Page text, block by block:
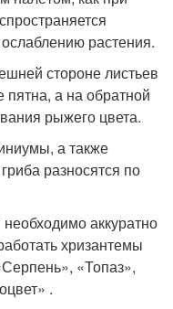
растения.
стороне листьев
а на обратной
рыжего цвета.
а также
разносятся по
аккуратно
хризантемы
«Топаз»,
.